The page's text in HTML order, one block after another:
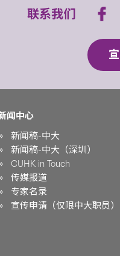
联系我们
闻中心
新闻稿-中大
新闻稿-中大（深圳）
CUHK in Touch
传媒报道
专家名录
宣传申请（仅限中大职员）